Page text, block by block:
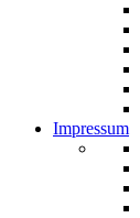
Impressum